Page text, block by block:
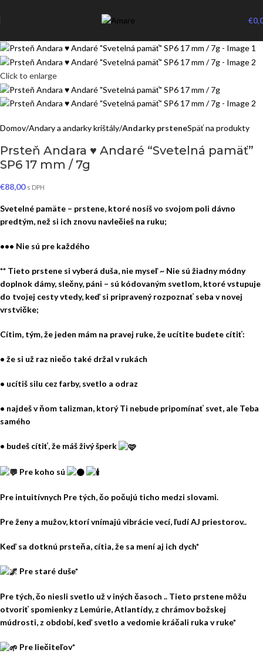
€
Click to enlarge
Domov Andary a andarky krištály Andarky prsteneSpäť na produkty
Prsteň Andara ♥ Andaré “Svetelná pamäť”
SP6 17 mm / 7g
€88,00 s DPH
Svetelné pamäte – prstene, ktoré nosíš vo svojom poli dávno
predtým, než si ich znovu navlečieš na ruku;
••• Nie sú pre každého
** Tieto prstene si vyberá duša, nie myseľ ~ Nie sú žiadny módny
doplnok dámy, slečny, páni – sú kódovaným svetlom, ktoré vstupuje
do tvojej cesty vtedy, keď si pripravený rozpoznať seba v novej
vrstvičke;
Cítim, tým, že jeden mám na pravej ruke, že ucítite budete cítiť:
• že si už raz niečo také držal v rukách
• ucítiš silu cez farby, svetlo a odraz
• najdeš v ňom talizman, ktorý Ti nebude pripomínať svet, ale Teba
samého
• budeš cítiť, že máš živý šperk
Pre koho sú
Pre intuitívnych Pre tých, čo počujú ticho medzi slovami.
Pre ženy a mužov, ktorí vnímajú vibrácie vecí, ľudí AJ priestorov..
Keď sa dotknú prsteňa, cítia, že sa mení aj ich dych*
Pre staré duše*
Pre tých, čo niesli svetlo už v iných časoch .. Tieto prstene môžu
otvoriť spomienky z Lemúrie, Atlantídy, z chrámov božskej
múdrosti, z období, keď svetlo a vedomie kráčali ruka v ruke*
Pre liečiteľov*